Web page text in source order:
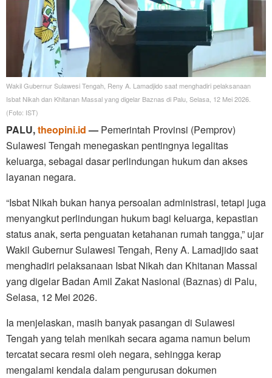
Wakil Gubernur Sulawesi Tengah, Reny A. Lamadjido saat menghadiri pelaksanaan
Isbat Nikah dan Khitanan Massal yang digelar Baznas di Palu, Selasa, 12 Mei 2026.
(Foto: IST)
PALU,theopini.id— Pemerintah Provinsi (Pemprov)
Sulawesi Tengah menegaskan pentingnya legalitas
keluarga, sebagai dasar perlindungan hukum dan akses
layanan negara.
“Isbat Nikah bukan hanya persoalan administrasi, tetapi juga
menyangkut perlindungan hukum bagi keluarga, kepastian
status anak, serta penguatan ketahanan rumah tangga,” ujar
Wakil Gubernur Sulawesi Tengah, Reny A. Lamadjido saat
menghadiri pelaksanaan Isbat Nikah dan Khitanan Massal
yang digelar Badan Amil Zakat Nasional (Baznas) di Palu,
Selasa, 12 Mei 2026.
Ia menjelaskan, masih banyak pasangan di Sulawesi
Tengah yang telah menikah secara agama namun belum
tercatat secara resmi oleh negara, sehingga kerap
mengalami kendala dalam pengurusan dokumen